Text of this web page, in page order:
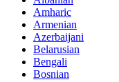
Amharic
Armenian
Azerbaijani
Belarusian
Bengali
Bosnian